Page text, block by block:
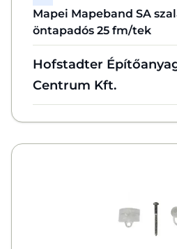
Mapei Mapeband SA
öntapadós 25 fm/tek
Hofstadter
Centrum Kft.